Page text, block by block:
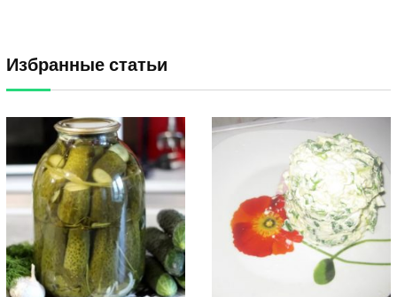
Избранные статьи